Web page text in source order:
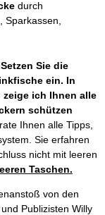
durch
Sparkassen,
Sie die
ein. In
zeige ich Ihnen alle
schützen
Ihnen alle Tipps,
Sie erfahren
nicht mit leeren
Taschen.
von den
Publizisten Willy